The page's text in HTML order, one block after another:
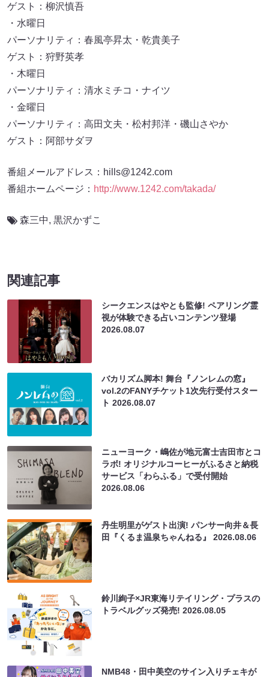
ゲスト：柳沢慎吾
・水曜日
パーソナリティ：春風亭昇太・乾貴美子
ゲスト：狩野英孝
・木曜日
パーソナリティ：清水ミチコ・ナイツ
・金曜日
パーソナリティ：高田文夫・松村邦洋・磯山さやか
ゲスト：阿部サダヲ
番組メールアドレス：hills@1242.com
番組ホームページ： http://www.1242.com/takada/
森三中, 黒沢かずこ
関連記事
シークエンスはやとも監修! ペアリング霊
視が体験できる占いコンテンツ登場
2026.08.07
バカリズム脚本! 舞台『ノンレムの窓』
vol.2のFANYチケット1次先行受付スター
ト2026.08.07
ニューヨーク・嶋佐が地元富士吉田市とコ
ラボ! オリジナルコーヒーがふるさと納税
サービス「わらふる」で受付開始
2026.08.06
丹生明里がゲスト出演! パンサー向井＆長
田『くるま温泉ちゃんねる』2026.08.06
鈴川絢子×JR東海リテイリング・プラスの
トラベルグッズ発売!2026.08.05
NMB48・田中美空のサイン入りチェキが